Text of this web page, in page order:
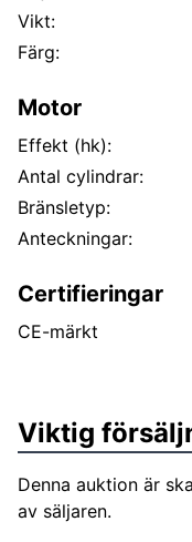
Vikt:
Färg:
Motor
Effekt (hk):
Antal cylindrar:
Bränsletyp:
Anteckningar:
Certifieringar
CE-märkt
Viktig
Denna auktion är
av säljaren.